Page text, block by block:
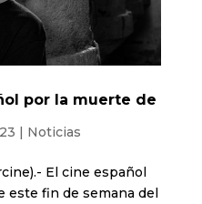
por la muerte de
| Noticias
El cine español
este fin de semana del